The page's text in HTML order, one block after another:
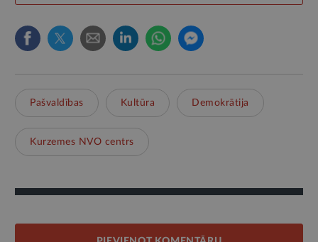
Pašvaldības Kultūra Demokrātija
Kurzemes NVO centrs